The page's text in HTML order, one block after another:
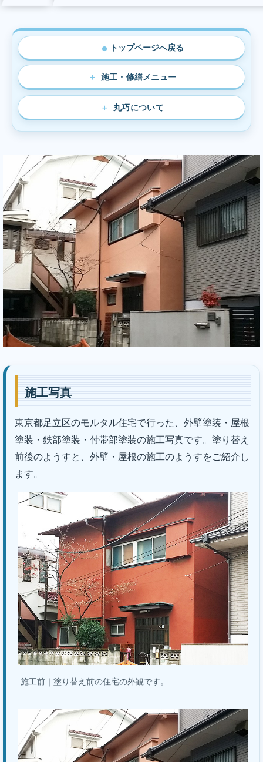
● トップページへ戻る
施工・修繕メニュー
丸巧について
施工写真
東京都足立区のモルタル住宅で行った、外壁塗装・屋根
塗装・鉄部塗装・付帯部塗装の施工写真です。塗り替え
前後のようすと、外壁・屋根の施工のようすをご紹介し
ます。
施工前｜塗り替え前の住宅の外観です。